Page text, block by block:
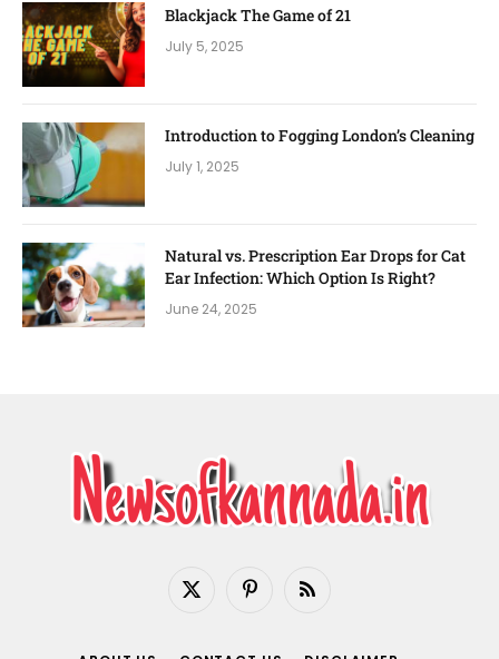
Blackjack The Game of 21
July 5, 2025
Introduction to Fogging London’s Cleaning
July 1, 2025
Natural vs. Prescription Ear Drops for Cat
Ear Infection: Which Option Is Right?
June 24, 2025
X
PinterestRSS